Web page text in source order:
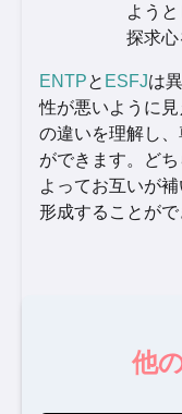
よう
探求心
ENTPと ESFJは
性が悪いように
の違いを理解し
ができます。ど
よってお互いが
形成することがで
他